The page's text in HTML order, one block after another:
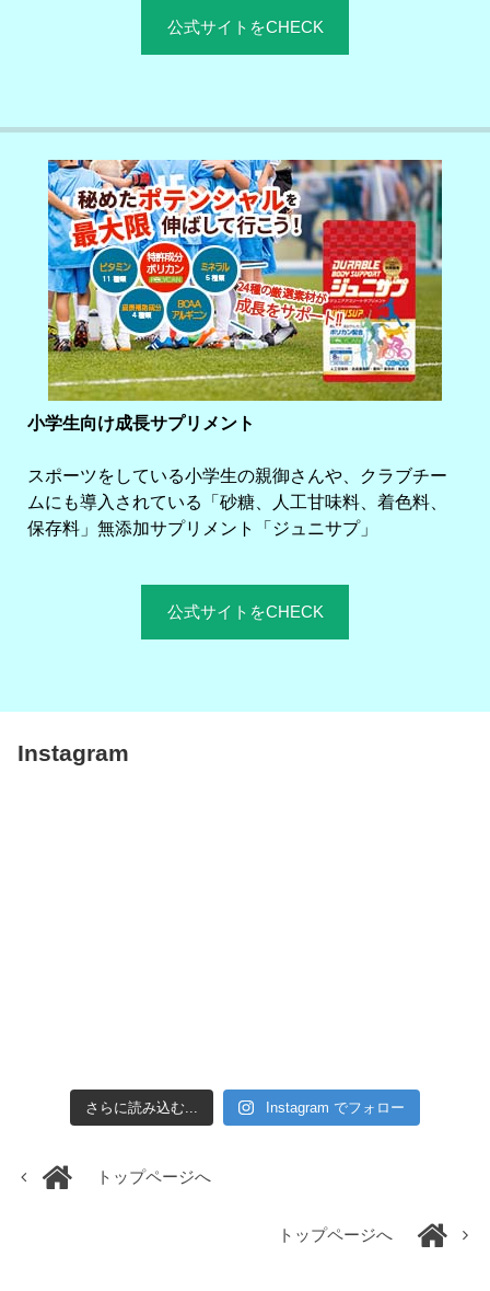
公式サイトをCHECK
小学生向け成長サプリメント
スポーツをしている小学生の親御さんや、クラブチー
ムにも導入されている「砂糖、人工甘味料、着色料、
保存料」無添加サプリメント「ジュニサプ」
公式サイトをCHECK
Instagram
さらに読み込む... Instagram でフォロー
トップページへ
トップページへ